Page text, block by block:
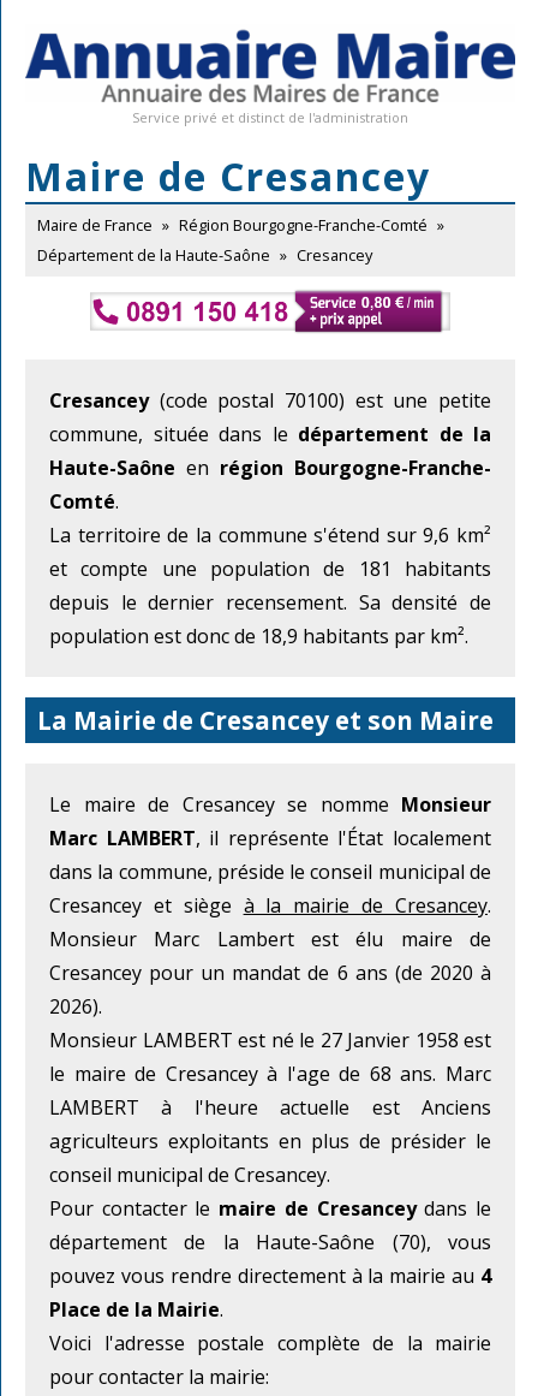
Service privé et distinct de l'administration
Maire de Cresancey
Maire de France » Région Bourgogne-Franche-Comté »
Département de la Haute-Saône » Cresancey
Cresancey(code postal 70100) est une petite
commune, située dans le département de la
Haute-Saône en région Bourgogne-Franche-
Comté.
La territoire de la commune s'étend sur 9,6 km²
et compte une population de 181 habitants
depuis le dernier recensement. Sa densité de
population est donc de 18,9 habitants par km².
La Mairie de Cresancey et son Maire
Le maire de Cresancey se nomme Monsieur
Marc LAMBERT, il représente l'État localement
dans la commune, préside le conseil municipal de
Cresancey et siège à la mairie de Cresancey.
Monsieur Marc Lambert est élu maire de
Cresancey pour un mandat de 6 ans (de 2020 à
2026).
Monsieur LAMBERT est né le 27 Janvier 1958 est
le maire de Cresancey à l'age de 68 ans. Marc
LAMBERT à l'heure actuelle est Anciens
agriculteurs exploitants en plus de présider le
conseil municipal de Cresancey.
Pour contacter le maire de Cresanceydans le
département de la Haute-Saône (70), vous
pouvez vous rendre directement à la mairie au 4
Place de la Mairie.
Voici l'adresse postale complète de la mairie
pour contacter la mairie: